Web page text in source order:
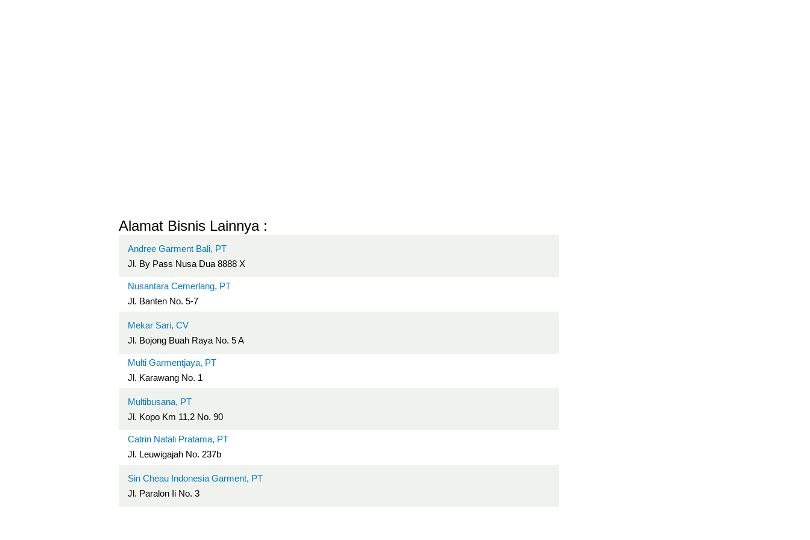
Alamat Bisnis Lainnya :
Andree Garment Bali, PT
Jl. By Pass Nusa Dua 8888 X
Nusantara Cemerlang, PT
Jl. Banten No. 5-7
Mekar Sari, CV
Jl. Bojong Buah Raya No. 5 A
Multi Garmentjaya, PT
Jl. Karawang No. 1
Multibusana, PT
Jl. Kopo Km 11,2 No. 90
Catrin Natali Pratama, PT
Jl. Leuwigajah No. 237b
Sin Cheau Indonesia Garment, PT
Jl. Paralon Ii No. 3